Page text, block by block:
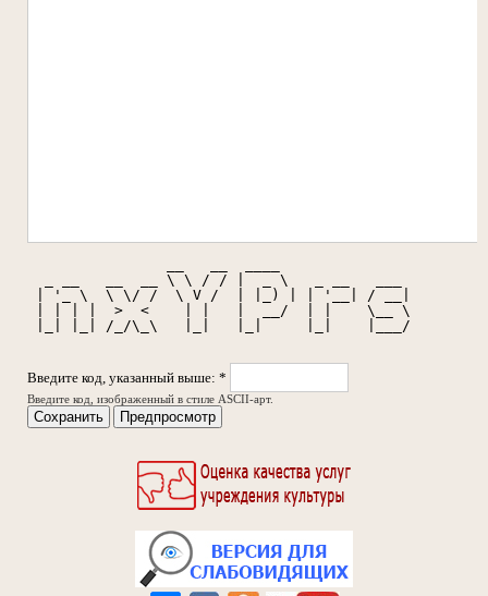
  _ __   __  __ \ \ / / |  _ \   _ __   ___
| '_ \  \ \/ /  \ V /  | |_) | | '__| / __|
| | | |  >  <    | |   |  __/  | |    \__ \
|_| |_| /_/\_\   |_|   |_|     |_|    |___/
Введите код, указанный выше: *
Введите код, изображенный в стиле ASCII-арт.